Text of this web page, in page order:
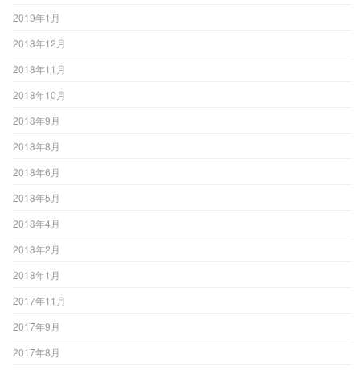
2019年1月
2018年12月
2018年11月
2018年10月
2018年9月
2018年8月
2018年6月
2018年5月
2018年4月
2018年2月
2018年1月
2017年11月
2017年9月
2017年8月